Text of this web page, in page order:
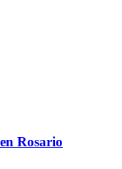
Rosario